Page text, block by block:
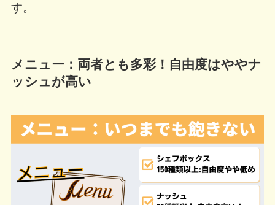
す。
メニュー：両者とも多彩！自由度はややナ
ッシュが高い